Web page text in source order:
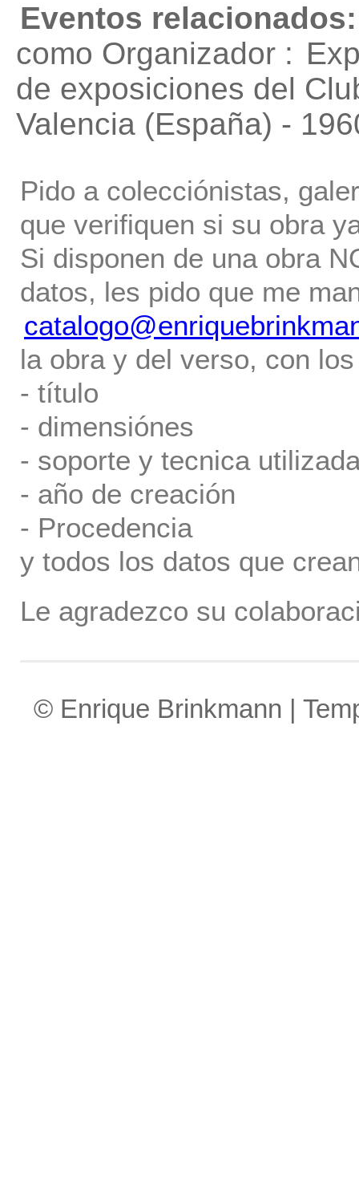
Eventos relacionados:
como Organizador :
de exposiciones del
Valencia (España) -
Pido a colecciónistas,
que verifiquen si su obra
Si disponen de una obra
datos, les pido que me
la obra y del verso, con
- título
- dimensiónes
- soporte y tecnica
- año de creación
- Procedencia
y todos los datos que
Le agradezco su
© Enrique Brinkmann |